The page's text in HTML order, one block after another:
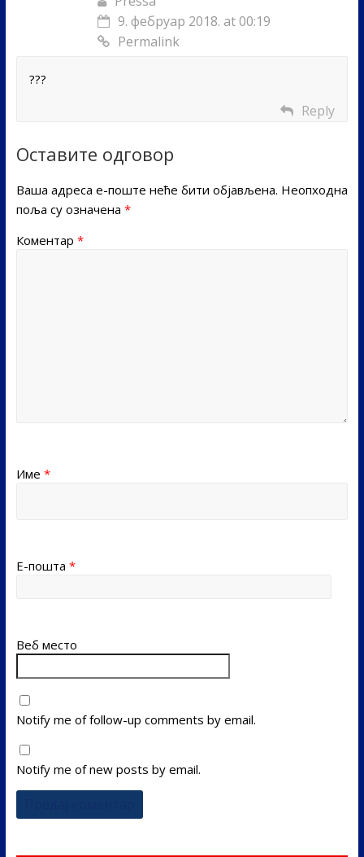
9. фебруар 2018. at 00:19
Permalink
???
Reply
Оставите одговор
Ваша адреса е-поште неће бити објављена. Неопходна
поља су означена *
Коментар *
Име *
Е-пошта *
Веб место
Notify me of follow-up comments by email.
Notify me of new posts by email.